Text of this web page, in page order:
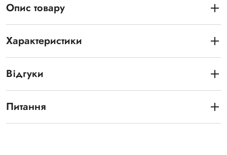
Опис товару
Характеристики
Відгуки
Питання